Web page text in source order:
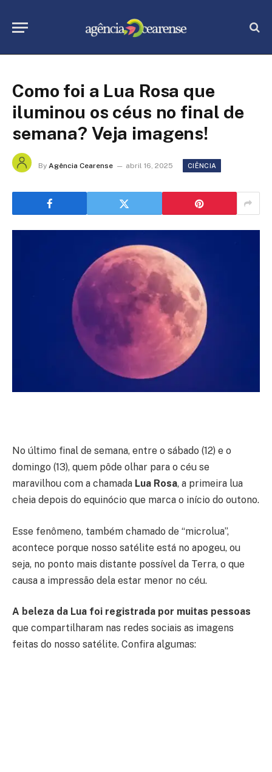
Como foi a Lua Rosa que
iluminou os céus no final de
semana? Veja imagens!
By Agência Cearense abril 16, 2025 CIÊNCIA
No último final de semana, entre o sábado (12) e o
domingo (13), quem pôde olhar para o céu se
maravilhou com a chamada Lua Rosa, a primeira lua
cheia depois do equinócio que marca o início do outono.
Esse fenômeno, também chamado de “microlua”,
acontece porque nosso satélite está no apogeu, ou
seja, no ponto mais distante possível da Terra, o que
causa a impressão dela estar menor no céu.
A beleza da Lua foi registrada por muitas pessoas
que compartilharam nas redes sociais as imagens
feitas do nosso satélite. Confira algumas: